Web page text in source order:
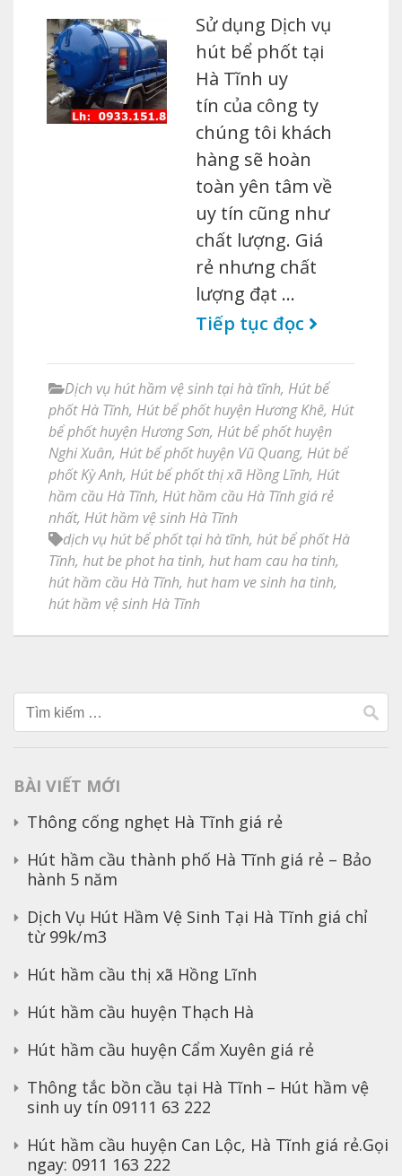
Sử dụng Dịch vụ
hút bể phốt tại
Hà Tĩnh uy
tín của công ty
chúng tôi khách
hàng sẽ hoàn
toàn yên tâm về
uy tín cũng như
chất lượng. Giá
rẻ nhưng chất
lượng đạt …
Tiếp tục đọc
Dịch vụ hút hầm vệ sinh tại hà tĩnh, Hút bể
phốt Hà Tĩnh, Hút bể phốt huyện Hương Khê, Hút
bể phốt huyện Hương Sơn, Hút bể phốt huyện
Nghi Xuân, Hút bể phốt huyện Vũ Quang, Hút bể
phốt Kỳ Anh, Hút bể phốt thị xã Hồng Lĩnh, Hút
hầm cầu Hà Tĩnh, Hút hầm cầu Hà Tĩnh giá rẻ
nhất, Hút hầm vệ sinh Hà Tĩnh
dịch vụ hút bể phốt tại hà tĩnh, hút bể phốt Hà
Tĩnh, hut be phot ha tinh, hut ham cau ha tinh,
hút hầm cầu Hà Tĩnh, hut ham ve sinh ha tinh,
hút hầm vệ sinh Hà Tĩnh
Tìm
kiếm
BÀI VIẾT MỚI
Thông cống nghẹt Hà Tĩnh giá rẻ
Hút hầm cầu thành phố Hà Tĩnh giá rẻ – Bảo
hành 5 năm
Dịch Vụ Hút Hầm Vệ Sinh Tại Hà Tĩnh giá chỉ
từ 99k/m3
Hút hầm cầu thị xã Hồng Lĩnh
Hút hầm cầu huyện Thạch Hà
Hút hầm cầu huyện Cẩm Xuyên giá rẻ
Thông tắc bồn cầu tại Hà Tĩnh – Hút hầm vệ
sinh uy tín 09111 63 222
Hút hầm cầu huyện Can Lộc, Hà Tĩnh giá rẻ.Gọi
ngay: 0911 163 222